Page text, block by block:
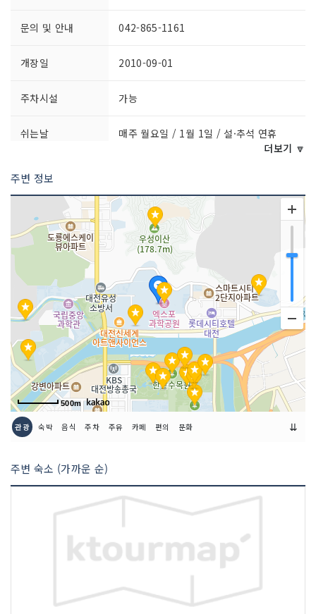
문의 및 안내 042-865-1161
개장일 2010-09-01
주차시설 가능
쉬는날 매주 월요일 / 1월 1일 / 설·추석 연휴
더보기 🔽
주변 정보
500m
관광 숙박 음식 주차 주유 카페 편의 문화 ⇊
주변 숙소 (가까운 순)